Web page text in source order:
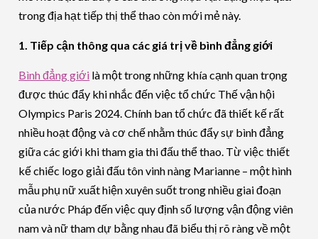
trong địa hạt tiếp thị thể thao còn mới mẻ này.
1. Tiếp cận thông qua các giá trị về bình đẳng giới
Bình đẳng giới là một trong những khía cạnh quan trọng
được thúc đẩy khi nhắc đến việc tổ chức Thế vận hội
Olympics Paris 2024. Chính ban tổ chức đã thiết kế rất
nhiều hoạt động và cơ chế nhằm thúc đẩy sự bình đẳng
giữa các giới khi tham gia thi đấu thể thao. Từ việc thiết
kế chiếc logo giải đấu tôn vinh nàng Marianne – một hình
mẫu phụ nữ xuất hiện xuyên suốt trong nhiều giai đoạn
của nước Pháp đến việc quy định số lượng vận động viên
nam và nữ tham dự bằng nhau đã biểu thị rõ ràng về một